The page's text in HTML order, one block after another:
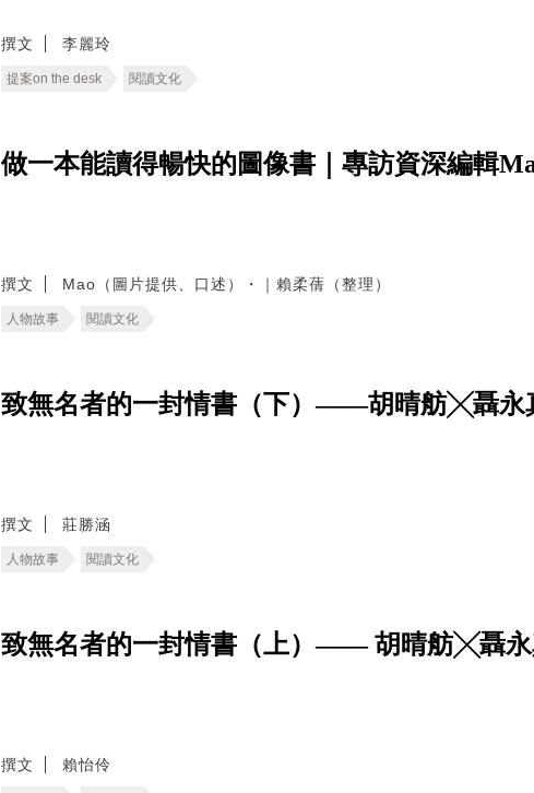
撰文 李麗玲
提案on the desk 閱讀文化
做一本能讀得暢快的圖像書｜專訪資深編輯
撰文 Mao（圖片提供、口述）・｜賴柔蒨（整理）
人物故事 閱讀文化
致無名者的一封情書（下）——胡晴舫╳聶
撰文 莊勝涵
人物故事 閱讀文化
致無名者的一封情書（上）—— 胡晴舫╳聶
撰文 賴怡伶